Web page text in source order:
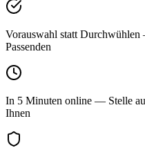
Vorauswahl statt Durchwühlen
Passenden
In 5 Minuten online — Stelle
Ihnen